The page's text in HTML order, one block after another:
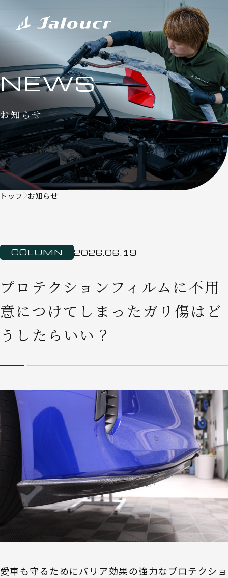
NEWS
お知らせ
トップ お知らせ
COLUMN 2026.06.19
プロテクションフィルムに不用
意につけてしまったガリ傷はど
うしたらいい？
愛車も守るためにバリア効果の強力なプロテクショ